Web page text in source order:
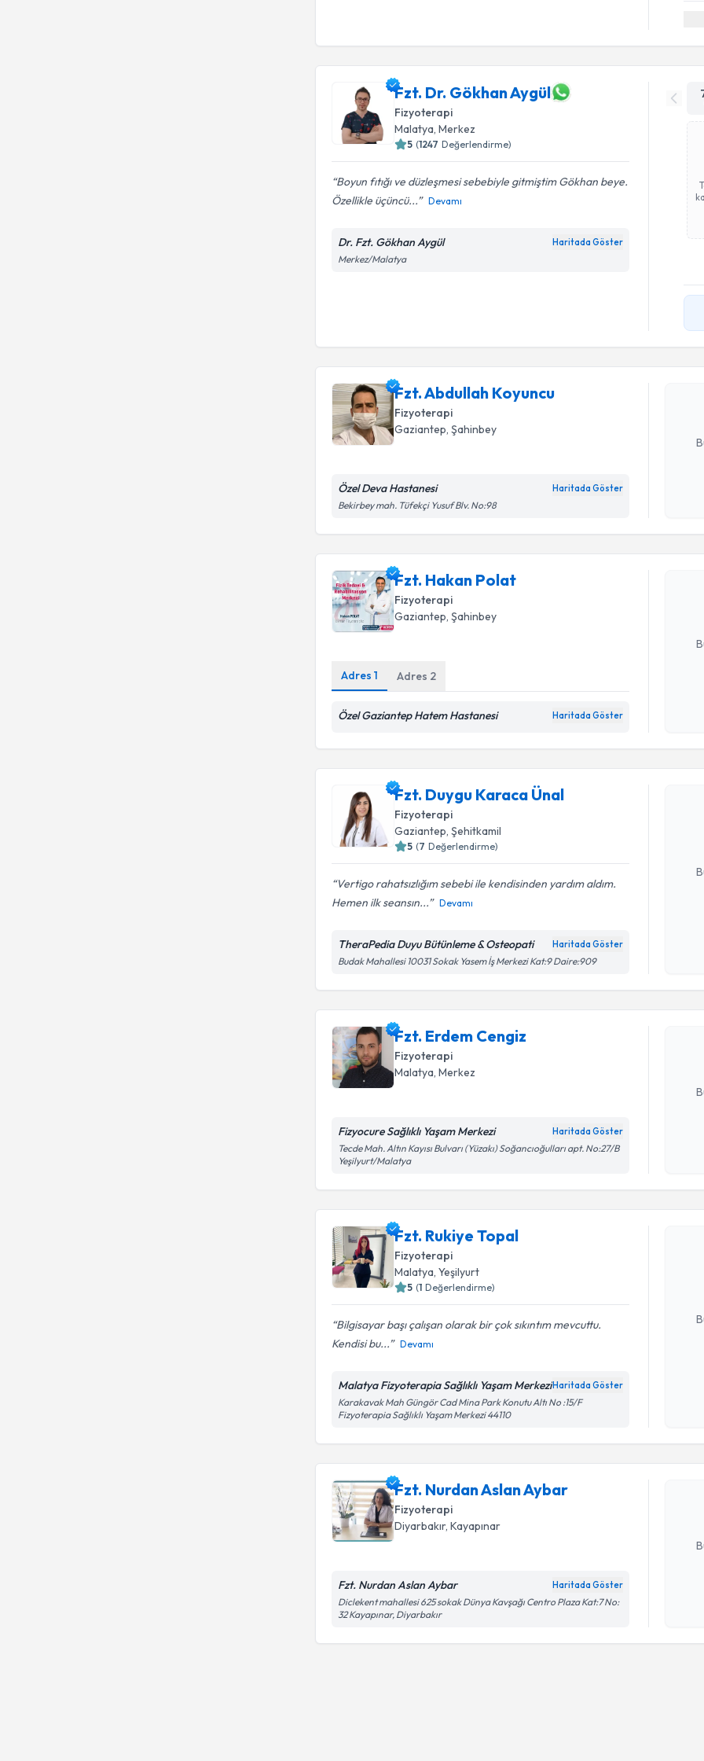
Fzt. Dr. Gökhan Aygül
Fizyoterapi
Malatya, Merkez
5 (1247 Değerlendirme)
Boyun fıtığı ve düzleşmesi sebebiyle gitmiştim Gökhan beye.
Özellikle üçüncü...
Devamı
Dr. Fzt. Gökhan Aygül Haritada Göster
Merkez/Malatya
Fzt. Abdullah Koyuncu
Fizyoterapi
Gaziantep, Şahinbey
Özel Deva Hastanesi Haritada Göster
Bekirbey mah. Tüfekçi Yusuf Blv. No:98
Fzt. Hakan Polat
Fizyoterapi
Gaziantep, Şahinbey
Adres1 Adres 2
Özel Gaziantep Hatem Hastanesi Haritada Göster
Fzt. Duygu Karaca Ünal
Fizyoterapi
Gaziantep, Şehitkamil
5 (7 Değerlendirme)
Vertigo rahatsızlığım sebebi ile kendisinden yardım aldım.
Hemen ilk seansın...
Devamı
TheraPedia Duyu Bütünleme & Osteopati Haritada Göster
Budak Mahallesi 10031 Sokak Yasem İş Merkezi Kat:9 Daire:909
Randevu
Fzt.
Fzt. Erdem Cengiz
Fizyoterapi
Malatya, Merkez
Fizyocure Sağlıklı Yaşam Merkezi Haritada Göster
Tecde Mah. Altın Kayısı Bulvarı (Yüzakı) Soğancıoğulları apt. No:27/B
Yeşilyurt/Malatya
Fzt.
bu
Fzt. Rukiye Topal
Fizyoterapi
Malatya, Yeşilyurt
5 (1 Değerlendirme)
Bilgisayar başı çalışan olarak bir çok sıkıntım mevcuttu.
Kendisi bu...
Devamı
Malatya Fizyoterapia Sağlıklı Yaşam MerkeziHaritada Göster
Karakavak Mah Güngör Cad Mina Park Konutu Altı No :15/F
Fizyoterapia Sağlıklı Yaşam Merkezi 44110
Fzt. Nurdan Aslan Aybar
Fizyoterapi
Diyarbakır, Kayapınar
Fzt. Nurdan Aslan Aybar Haritada Göster
Diclekent mahallesi 625 sokak Dünya Kavşağı Centro Plaza Kat:7 No:
32 Kayapınar, Diyarbakır
Fzt.
Size bu